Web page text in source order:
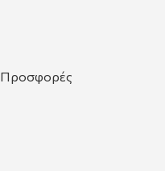
Προσφορές